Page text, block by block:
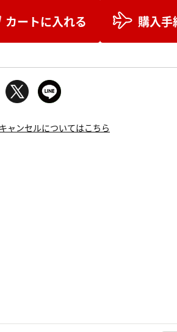
カートに入れる 購入手
ャンセルについてはこちら